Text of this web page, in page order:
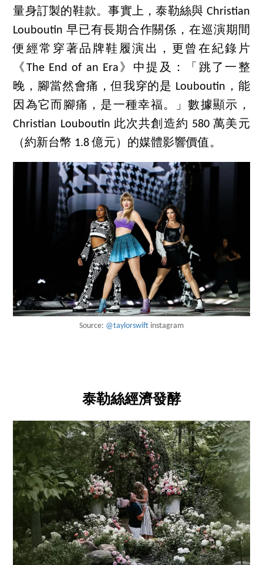
量身訂製的鞋款。事實上，泰勒絲與 Christian
Louboutin 早已有長期合作關係，在巡演期間
便經常穿著品牌鞋履演出，更曾在紀錄片
《The End of an Era》中提及：「跳了一整
晚，腳當然會痛，但我穿的是 Louboutin，能
因為它而腳痛，是一種幸福。」數據顯示，
Christian Louboutin 此次共創造約 580 萬美元
（約新台幣 1.8 億元）的媒體影響價值。
Source: @taylorswift instagram
泰勒絲經濟發酵